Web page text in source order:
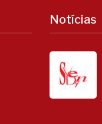
Notícias